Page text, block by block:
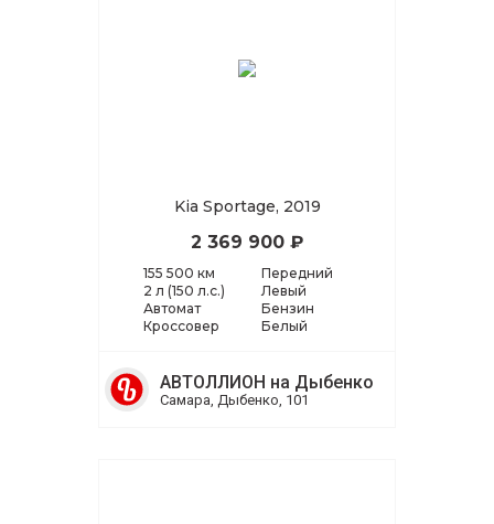
Kia Sportage, 2019
2 369 900 ₽
155 500 км
2 л (150 л.с.)
Автомат
Кроссовер
Передний
Левый
Бензин
Белый
АВТОЛЛИОН на Дыбенко
Самара, Дыбенко, 101